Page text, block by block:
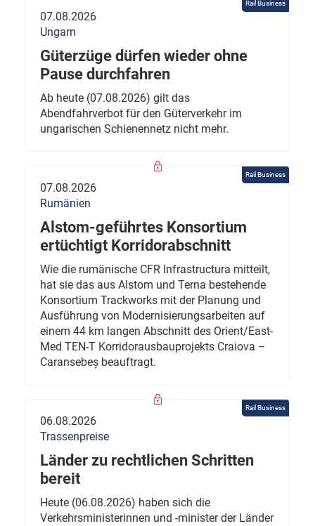
Rail Business
07.08.2026
Ungarn
Güterzüge dürfen wieder ohne
Pause durchfahren
Ab heute (07.08.2026) gilt das
Abendfahrverbot für den Güterverkehr im
ungarischen Schienennetz nicht mehr.
Rail Business
07.08.2026
Rumänien
Alstom-geführtes Konsortium
ertüchtigt Korridorabschnitt
Wie die rumänische CFR Infrastructura mitteilt,
hat sie das aus Alstom und Terna bestehende
Konsortium Trackworks mit der Planung und
Ausführung von Modernisierungsarbeiten auf
einem 44 km langen Abschnitt des Orient/East-
Med TEN-T Korridorausbauprojekts Craiova –
Caransebeș beauftragt.
Rail Business
06.08.2026
Trassenpreise
Länder zu rechtlichen Schritten
bereit
Heute (06.08.2026) haben sich die
Verkehrsministerinnen und -minister der Länder